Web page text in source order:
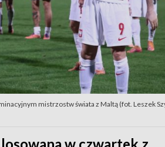
mistrzostw świata z Maltą (fot. Leszek